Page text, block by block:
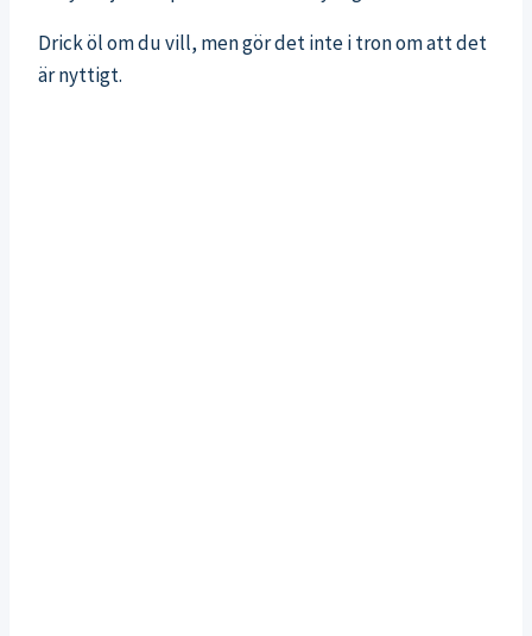
Drick öl om du vill, men gör det inte i tron om att det
är nyttigt.